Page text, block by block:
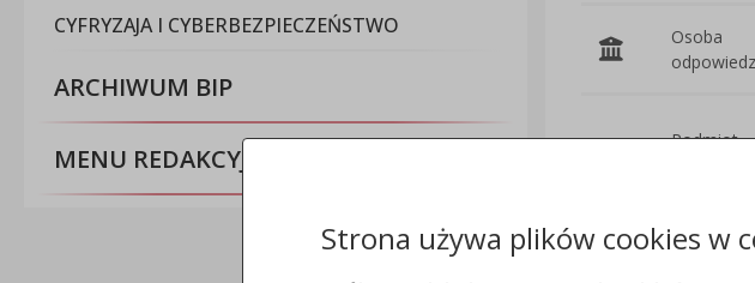
CYFRYZAJA I CYBERBEZPIECZEŃSTWO
ARCHIWUM BIP
MENU REDAKCYJNE
Osoba
Podmiot
Załączniki
Strona używa plików cookies w